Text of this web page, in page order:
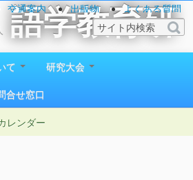
語学教育研
12）年創立
交通案内 出版物
よくある質問
て
研究大会
合せ窓口
レンダー